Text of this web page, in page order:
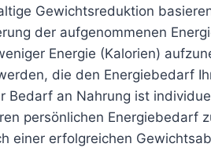
Gewichtsreduktion
der aufgenommenen
Energie (Kalorien)
die den Energiebedarf
Bedarf an Nahrung ist
persönlichen Energiebedarf
einer erfolgreichen